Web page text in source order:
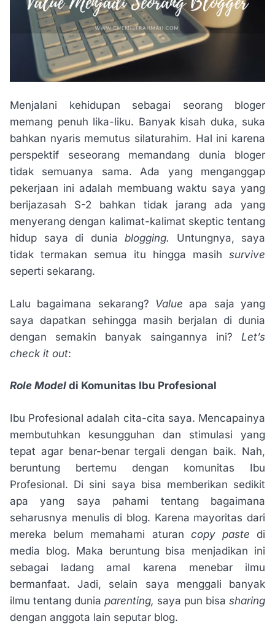
Menjalani kehidupan sebagai seorang bloger
memang penuh lika-liku. Banyak kisah duka, suka
bahkan nyaris memutus silaturahim. Hal ini karena
perspektif seseorang memandang dunia bloger
tidak semuanya sama. Ada yang menganggap
pekerjaan ini adalah membuang waktu saya yang
berijazasah S-2 bahkan tidak jarang ada yang
menyerang dengan kalimat-kalimat skeptic tentang
hidup saya di dunia blogging. Untungnya, saya
tidak termakan semua itu hingga masih survive
seperti sekarang.
Lalu bagaimana sekarang? Valueapa saja yang
saya dapatkan sehingga masih berjalan di dunia
dengan semakin banyak saingannya ini? Let’s
check it out:
Role Model di Komunitas Ibu Profesional
Ibu Profesional adalah cita-cita saya. Mencapainya
membutuhkan kesungguhan dan stimulasi yang
tepat agar benar-benar tergali dengan baik. Nah,
beruntung bertemu dengan komunitas Ibu
Profesional. Di sini saya bisa memberikan sedikit
apa yang saya pahami tentang bagaimana
seharusnya menulis di blog. Karena mayoritas dari
mereka belum memahami aturan copy paste di
media blog. Maka beruntung bisa menjadikan ini
sebagai ladang amal karena menebar ilmu
bermanfaat. Jadi, selain saya menggali banyak
ilmu tentang dunia parenting, saya pun bisa sharing
dengan anggota lain seputar blog.